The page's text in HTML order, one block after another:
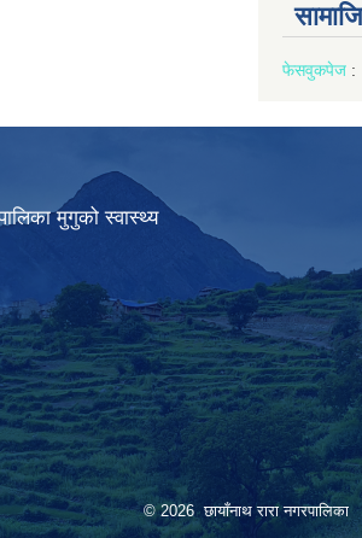
फेसवुकपेज :
मुगुको स्वास्थ्य
© 2026 छायाँनाथ रारा नगरपालिका